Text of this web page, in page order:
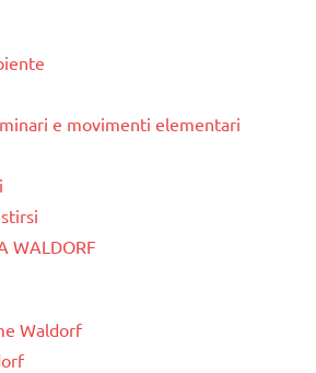
e movimenti elementari
WALDORF
Waldorf